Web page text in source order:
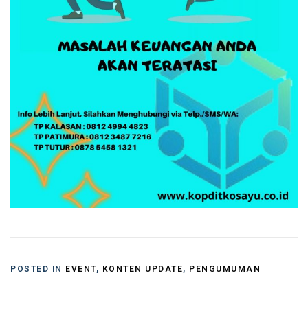
POSTED IN EVENT, KONTEN UPDATE, PENGUMUMAN